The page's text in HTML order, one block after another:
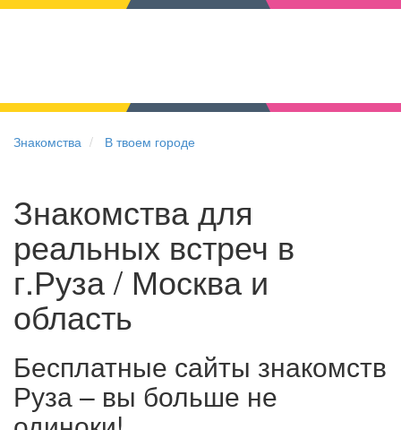
Знакомства В твоем городе
Знакомства для
реальных встреч в
г.Руза / Москва и
область
Бесплатные сайты знакомств
Руза – вы больше не